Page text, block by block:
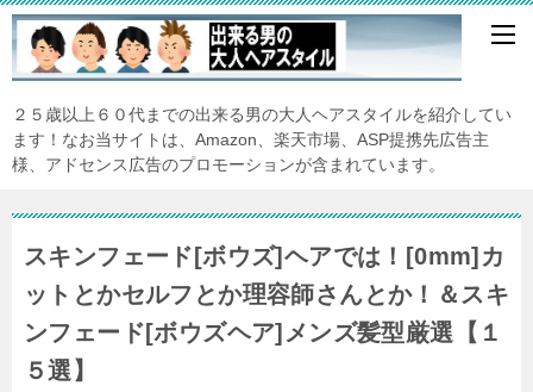
２５歳以上６０代までの出来る男の大人ヘアスタイルを紹介してい
ます！なお当サイトは、Amazon、楽天市場、ASP提携先広告主
様、アドセンス広告のプロモーションが含まれています。
スキンフェード[ボウズ]ヘアでは！[0mm]カ
ットとかセルフとか理容師さんとか！＆スキ
ンフェード[ボウズヘア]メンズ髪型厳選【１
５選】